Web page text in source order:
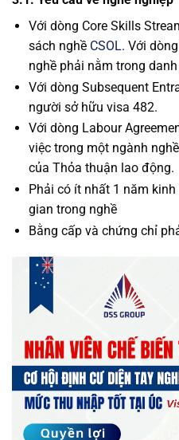
Với dòng Core Skills
sách nghề CSOL. Với
nghề phải nằm trong
Với dòng Subsequent
người sở hữu visa 482.
Với dòng Labour
việc trong một ngành
của Thỏa thuận lao động.
Phải có ít nhất 1 năm
gian trong nghề
Bằng cấp và chứng chỉ